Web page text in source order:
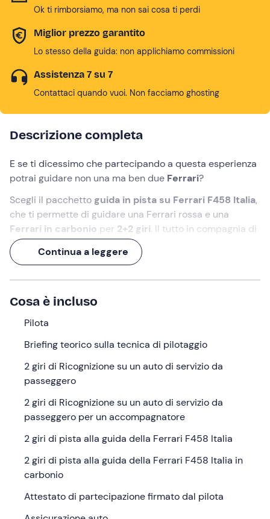
Ok ti rimborsiamo, ma non sai cosa ti perdi
Miglior prezzo garantito
Lo stesso della guida: non applichiamo commissioni
Assistenza 7 su 7
Contattaci quando vuoi. Non facciamo ghosting
Descrizione completa
E se ti dicessimo che partecipando a questa esperienza
potrai guidare non una ma ben due Ferrari?
Scegli il pacchetto guida in pista su Ferrari F458 Italia,
che ti permette di guidare una Ferrari rossa e una
Ferrari in carbonio per 2+2 giri. Il tutto in compagnia di
unpilota professionista, riservato a te per l'occasione.
Al termine dell'esperienza della durata complessiva di
ore, riceverai unattestato di partecipazionein ricordo
della tua Ferrari Experience!
Cosa faremo
Ti aspetterò all'orario indicato nel punto di ritrovo
Autodromo Riccardo Paletti di Varano de' Melegari
(PR). Ti darò il benvenuto circondato dalle mieFerrari
che non vedono l'ora di correre in pista guidate da te!
Io sono ilpilotache ti seguirà in questa esperienza:
inizieremo con 2 giri di ricognizione su un auto di
servizio da passeggero per prendere confidenza con il
circuito seguiti da
2 giri di ricognizione su un auto di
servizio da passeggero per un accompagnatore. Nel
mentre terrò un
pilotaggio.
Una volta presa confidenza con l'asfalto, sarò pronto a
Continua a leggere
Cosa è incluso
Pilota
Briefing teorico sulla tecnica di pilotaggio
2 giri di Ricognizione su un auto di servizio da
passeggero
2 giri di Ricognizione su un auto di servizio da
passeggero per un accompagnatore
2 giri di pista alla guida della Ferrari F458 Italia
2 giri di pista alla guida della Ferrari F458 Italia in
carbonio
Attestato di partecipazione firmato dal pilota